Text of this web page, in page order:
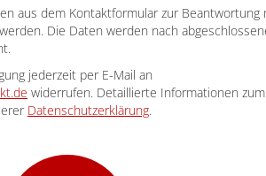
aus dem Kontaktformular zur Beantwortung
Die Daten werden nach
jederzeit per E-Mail an
widerrufen. Detaillierte Informationen
Datenschutzerklärung.